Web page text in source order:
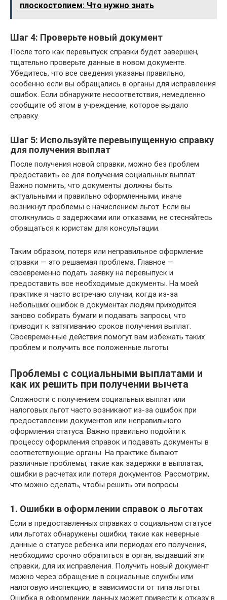
плоскостопием: Что нужно знать
Шаг 4: Проверьте новый документ
После того как перевыпуск справки будет завершен,
тщательно проверьте данные в новом документе.
Убедитесь, что все сведения указаны правильно,
особенно если вы обращались в органы для исправления
ошибок. Если обнаружите несоответствия, немедленно
сообщите об этом в учреждение, которое выдало
справку.
Шаг 5: Используйте перевыпущенную справку
для получения выплат
После получения новой справки, можно без проблем
предоставить ее для получения социальных выплат.
Важно помнить, что документы должны быть
актуальными и правильно оформленными, иначе
возникнут проблемы с начислением льгот. Если вы
столкнулись с задержками или отказами, не стесняйтесь
обращаться к юристам для консультации.
Таким образом, потеря или неправильное оформление
справки — это решаемая проблема. Главное —
своевременно подать заявку на перевыпуск и
предоставить все необходимые документы. На моей
практике я часто встречаю случаи, когда из-за
небольших ошибок в документах людям приходится
заново собирать бумаги и подавать запросы, что
приводит к затягиванию сроков получения выплат.
Своевременные действия помогут вам избежать таких
проблем и получить все положенные льготы.
Проблемы с социальными выплатами и
как их решить при получении вычета
Сложности с получением социальных выплат или
налоговых льгот часто возникают из-за ошибок при
предоставлении документов или неправильного
оформления статуса. Важно правильно подойти к
процессу оформления справок и подавать документы в
соответствующие органы. На практике бывают
различные проблемы, такие как задержки в выплатах,
ошибки в расчетах или потеря документов. Рассмотрим,
что можно сделать, чтобы решить эти вопросы.
1. Ошибки в оформлении справок о льготах
Если в предоставленных справках о социальном статусе
или льготах обнаружены ошибки, такие как неверные
данные о статусе ребенка или периодах его получения,
необходимо срочно обратиться в орган, выдавший эти
справки, для их исправления. Получить новый документ
можно через обращение в социальные службы или
налоговую инспекцию, в зависимости от типа льготы.
Ошибка в оформлении данных может привести к отказу в